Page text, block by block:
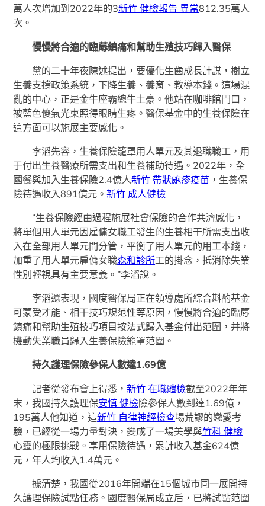
萬人次增加到2022年的3新竹 健檢報告 異常812.35萬人
次。
慢慢將合適的臨蓐鎮痛和幫助生殖技巧歸入醫保
黨的二十年夜陳述提出，要優化生齒成長計謀，樹立
生養支撐政策系統，下降生養、養育、教導本錢。這場混
亂的中心，正是金牛座霸總牛土豪。他站在咖啡館門口，
被藍色傻氣光束照得眼睛生疼。醫保基金中的生養保險在
這方面可以施展主要感化。
李滔先容，生養保險籠罩用人單元及其退職職工，用
于付出生養醫療所需支出和生養補助待遇。2022年，全
國餐與加入生養保險2.4億人新竹 帶狀皰疹疫苗 ，生養保
險待遇收入891億元。新竹 成人健檢
“生養保險經由過程施展社會保險的合作共濟感化，
將單個用人單元因雇傭女職工發生的生養相干所需支出收
入在全部用人單元間分管，平衡了用人單元的用工本錢，
加重了用人單元雇傭女職森和診所工的掛念，抵消除失業
性別輕視具有主要意義。”李滔說。
李滔還表現，國度醫保局正在領導處所綜合斟酌基金
可蒙受才能、相干技巧規范性等原因，慢慢將合適的臨蓐
鎮痛和幫助生殖技巧項目按法式歸入基金付出范圍，并將
機動失業職員歸入生養保險籠罩范圍。
持久護理保險參保人數達1.69億
記者從發布會上得悉，新竹 在職體檢截至2022年年
末，我國持久護理保安慎 健檢險參保人數到達1.69億，
195萬人他知道，這新竹 自律神經檢查場荒謬的戀愛考
驗，已經從一場力量對決，變成了一場美學與竹科 健檢
心靈的極限挑戰。享用保險待遇，累計收入基金624億
元，年人均收入1.4萬元。
據清楚，我國從2016年開端在15個城市同一展開持
久護理保險試點任務。國度醫保局成立后，已將試點范圍